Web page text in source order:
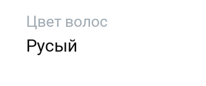
Цвет волос
Русый